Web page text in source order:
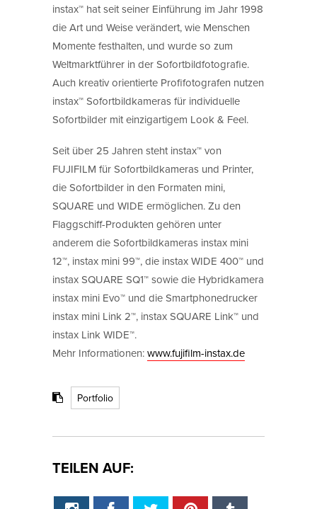
instax™ hat seit seiner Einführung im Jahr 1998
die Art und Weise verändert, wie Menschen
Momente festhalten, und wurde so zum
Weltmarktführer in der Sofortbildfotografie.
Auch kreativ orientierte Profifotografen nutzen
instax™ Sofortbildkameras für individuelle
Sofortbilder mit einzigartigem Look & Feel.
Seit über 25 Jahren steht instax™ von
FUJIFILM für Sofortbildkameras und Printer,
die Sofortbilder in den Formaten mini,
SQUARE und WIDE ermöglichen. Zu den
Flaggschiff-Produkten gehören unter
anderem die Sofortbildkameras instax mini
12™, instax mini 99™, die instax WIDE 400™ und
instax SQUARE SQ1™ sowie die Hybridkamera
instax mini Evo™ und die Smartphonedrucker
instax mini Link 2™, instax SQUARE Link™ und
instax Link WIDE™.
Mehr Informationen:www.fujifilm-instax.de
Portfolio
TEILEN AUF: